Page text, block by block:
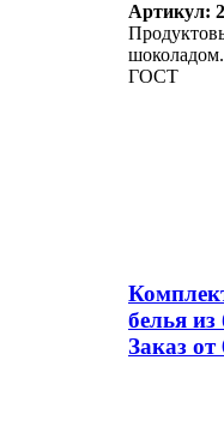
Артикул:
ГОСТ
белья
Заказ